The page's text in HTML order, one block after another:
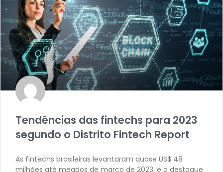
Tendências das fintechs para 2023
segundo o Distrito Fintech Report
As fintechs brasileiras levantaram quase US$ 48
milhões até meados de março de 2023, e o destaque